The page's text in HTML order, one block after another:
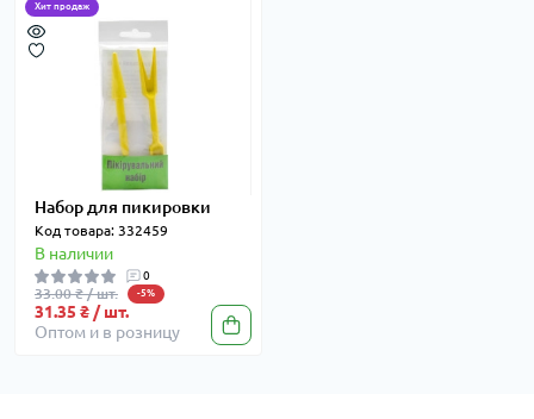
Хит продаж
Набор для пикировки
Код товара: 332459
В наличии
0
33.00 ₴ / шт. -5%
31.35 ₴ / шт.
Оптом и в розницу